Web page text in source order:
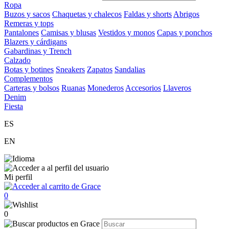
Ropa
Buzos y sacos Chaquetas y chalecos Faldas y shorts Abrigos
Remeras y tops
Pantalones Camisas y blusas Vestidos y monos Capas y ponchos
Blazers y cárdigans
Gabardinas y Trench
Calzado
Botas y botines Sneakers Zapatos Sandalias
Complementos
Carteras y bolsos Ruanas Monederos Accesorios Llaveros
Denim
Fiesta
ES
EN
Mi perfil
0
0